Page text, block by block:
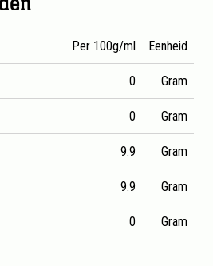
Per 100g/ml Eenheid
0 Gram
0 Gram
9.9 Gram
9.9 Gram
0 Gram